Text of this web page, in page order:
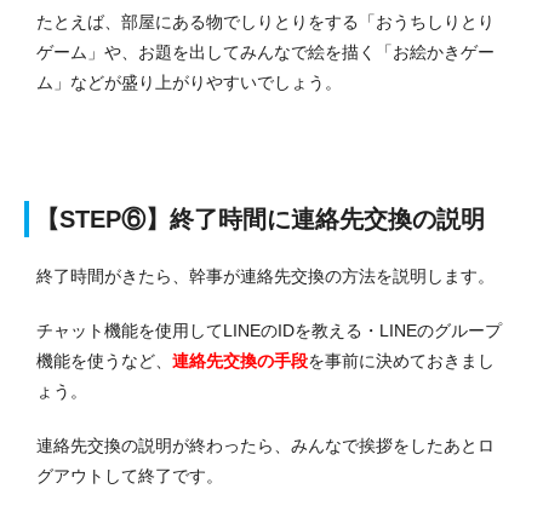
たとえば、部屋にある物でしりとりをする「おうちしりとり
ゲーム」や、お題を出してみんなで絵を描く「お絵かきゲー
ム」などが盛り上がりやすいでしょう。
【STEP⑥】終了時間に連絡先交換の説明
終了時間がきたら、幹事が連絡先交換の方法を説明します。
チャット機能を使用してLINEのIDを教える・LINEのグループ
機能を使うなど、 連絡先交換の手段を事前に決めておきまし
ょう。
連絡先交換の説明が終わったら、みんなで挨拶をしたあとロ
グアウトして終了です。